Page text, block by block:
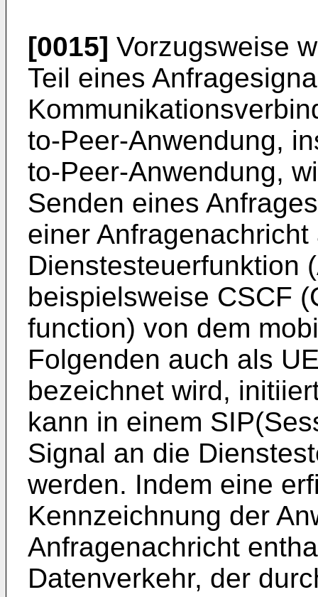
[0015] Vorzugsweise
Teil eines
to-Peer-Anwendung,
to-Peer-Anwendung,
Senden eines
einer Anfragenachricht
Dienstesteuerfunktion
beispielsweise CSCF
function) von dem
Folgenden auch als
bezeichnet wird,
kann in einem
Signal an die
werden. Indem eine
Kennzeichnung der
Anfragenachricht
Datenverkehr, der